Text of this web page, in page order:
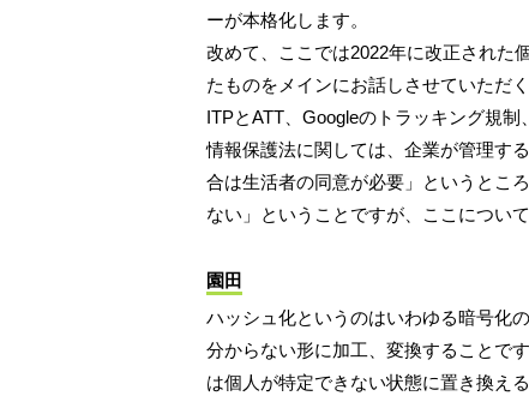
ーが本格化します。
改めて、ここでは2022年に改正された
たものをメインにお話しさせていただ
ITPとATT、Googleのトラッキング規
情報保護法に関しては、企業が管理す
合は生活者の同意が必要」というとこ
ない」ということですが、ここについ
園田
ハッシュ化というのはいわゆる暗号化
分からない形に加工、変換することで
は個人が特定できない状態に置き換え